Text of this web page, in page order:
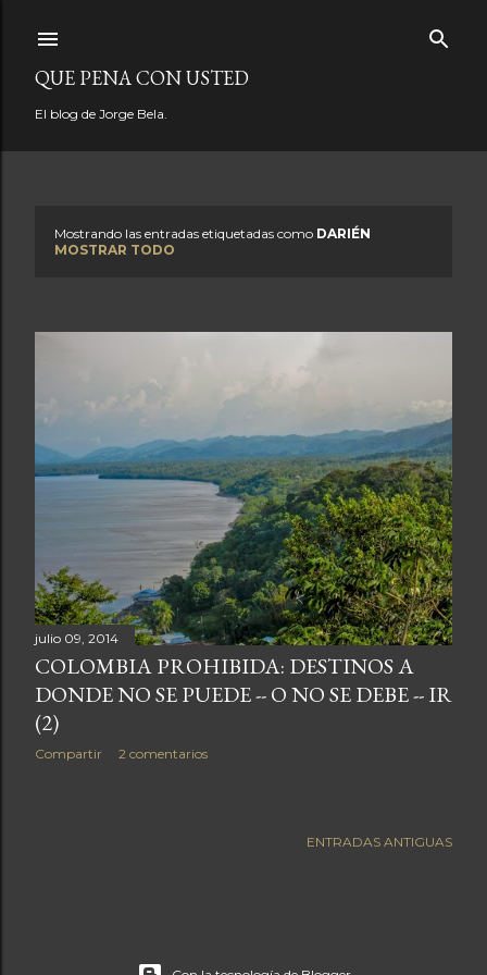
QUE PENA CON USTED
El blog de Jorge Bela.
t
a
d
a
Mostrando las entradas etiquetadas como DARIÉN
MOSTRAR TODO
julio 09, 2014
COLOMBIA PROHIBIDA: DESTINOS A
DONDE NO SE PUEDE -- O NO SE DEBE -- IR
(2)
Compartir 2 comentarios
ENTRADAS ANTIGUAS